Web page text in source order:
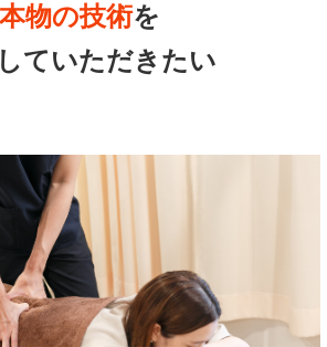
本物の技術を
ていただきたい